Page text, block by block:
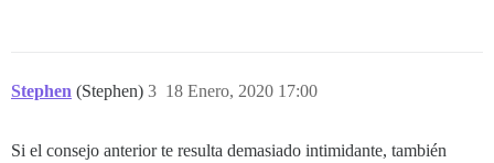
Stephen (Stephen) 18 Enero, 2020 17:00
3
Si el consejo anterior te resulta demasiado intimidante, también